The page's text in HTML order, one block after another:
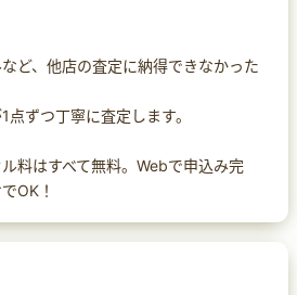
ど、他店の査定に納得できなかった
ずつ丁寧に査定します。
料はすべて無料。Webで申込み完
OK！